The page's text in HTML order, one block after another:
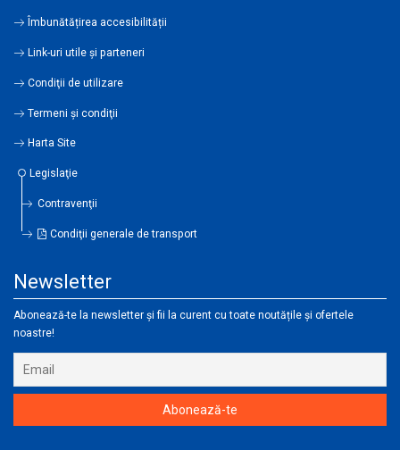
Îmbunătățirea accesibilității
Link-uri utile şi parteneri
Condiţii de utilizare
Termeni şi condiţii
Harta Site
Legislaţie
Contravenţii
Condiţii generale de transport
Newsletter
Abonează-te la newsletter și fii la curent cu toate noutățile și ofertele
noastre!